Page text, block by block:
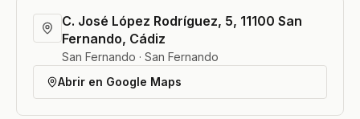
C. José López Rodríguez, 5, 11100 San
Fernando, Cádiz
San Fernando · San Fernando
Abrir en Google Maps